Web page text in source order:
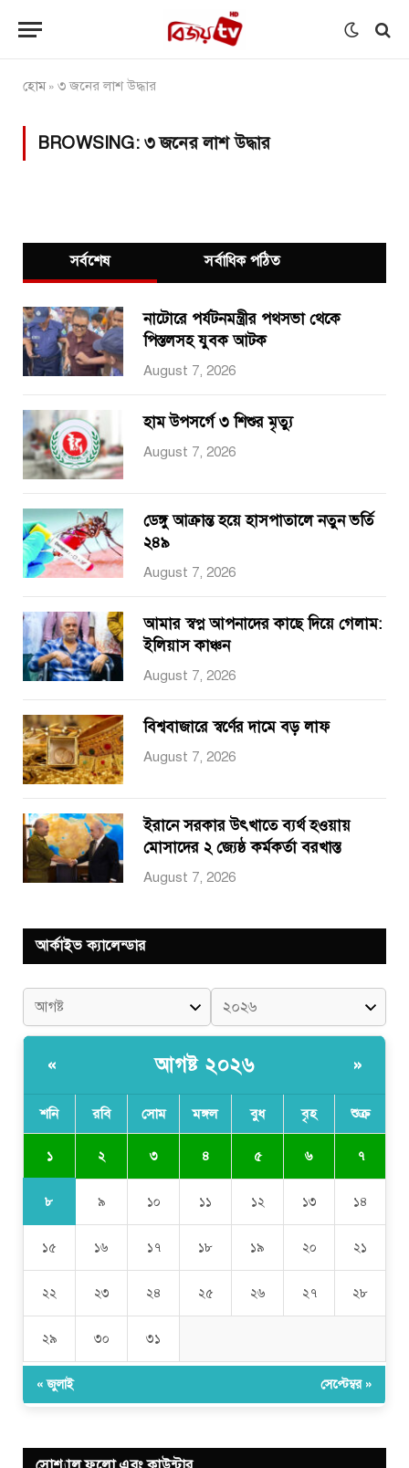
হোম» ৩ জনের লাশ উদ্ধার
BROWSING: ৩ জনের লাশ উদ্ধার
সর্বশেষ সর্বাধিক পঠিত
নাটোরে পর্যটনমন্ত্রীর পথসভা থেকে
পিস্তলসহ যুবক আটক
August 7, 2026
হাম উপসর্গে ৩ শিশুর মৃত্যু
August 7, 2026
ডেঙ্গু আক্রান্ত হয়ে হাসপাতালে নতুন ভর্তি
২৪৯
August 7, 2026
আমার স্বপ্ন আপনাদের কাছে দিয়ে গেলাম:
ইলিয়াস কাঞ্চন
August 7, 2026
বিশ্ববাজারে স্বর্ণের দামে বড় লাফ
August 7, 2026
ইরানে সরকার উৎখাতে ব্যর্থ হওয়ায়
মোসাদের ২ জ্যেষ্ঠ কর্মকর্তা বরখাস্ত
August 7, 2026
আর্কাইভ ক্যালেন্ডার
« আগষ্ট ২০২৬ »
শনি রবি সোম মঙ্গল বুধ বৃহ শুক্র
১ ২ ৩ ৪ ৫ ৬ ৭
৮ ৯ ১০ ১১ ১২ ১৩ ১৪
১৫ ১৬ ১৭ ১৮ ১৯ ২০ ২১
২২ ২৩ ২৪ ২৫ ২৬ ২৭ ২৮
২৯ ৩০ ৩১
« জুলাই সেপ্টেম্বর »